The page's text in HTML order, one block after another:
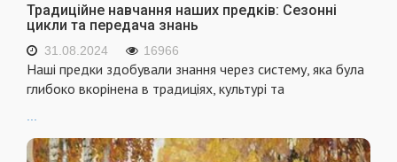
Традиційне навчання наших предків: Сезонні
цикли та передача знань
31.08.2024 16966
Наші предки здобували знання через систему, яка була
глибоко вкорінена в традиціях, культурі та